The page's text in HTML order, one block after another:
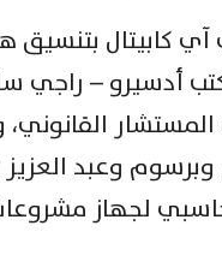
كابيتال بتنسيق
أدسيرو – راجي
وبرسوم وعبد
لجهاز